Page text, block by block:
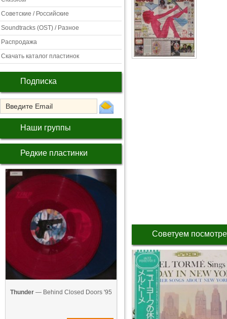
Советские / Российские
Soundtracks (OST) / Разное
Распродажа
Скачать каталог пластинок
Подписка
Наши группы
Редкие пластинки
Thunder — Behind Closed Doors '95
Советуем